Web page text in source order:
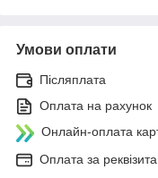
Умови оплати
Післяплата
Оплата на рахунок
Онлайн-оплата
Оплата за